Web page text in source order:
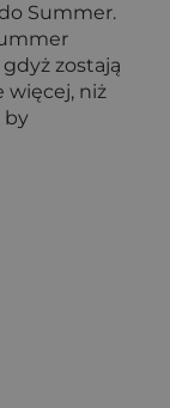
Summer.
zostają
więcej, niż
by